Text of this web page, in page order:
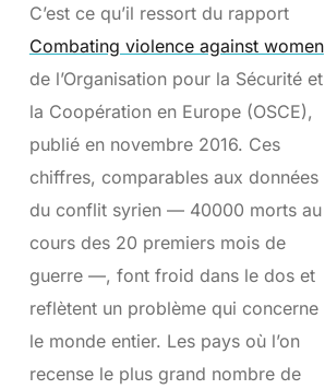
C’est ce qu’il ressort du rapport
Combating violence against women
de l’Organisation pour la Sécurité et
la Coopération en Europe (OSCE),
publié en novembre 2016. Ces
chiffres, comparables aux données
du conflit syrien — 40000 morts au
cours des 20 premiers mois de
guerre —, font froid dans le dos et
reflètent un problème qui concerne
le monde entier. Les pays où l’on
recense le plus grand nombre de